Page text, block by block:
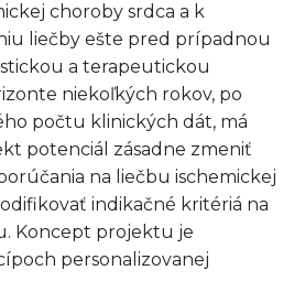
choroby srdca a k
liečby ešte pred prípadnou
a terapeutickou
niekoľkých rokov, po
počtu klinických dát, má
potenciál zásadne zmeniť
na liečbu ischemickej
indikačné kritériá na
Koncept projektu je
personalizovanej